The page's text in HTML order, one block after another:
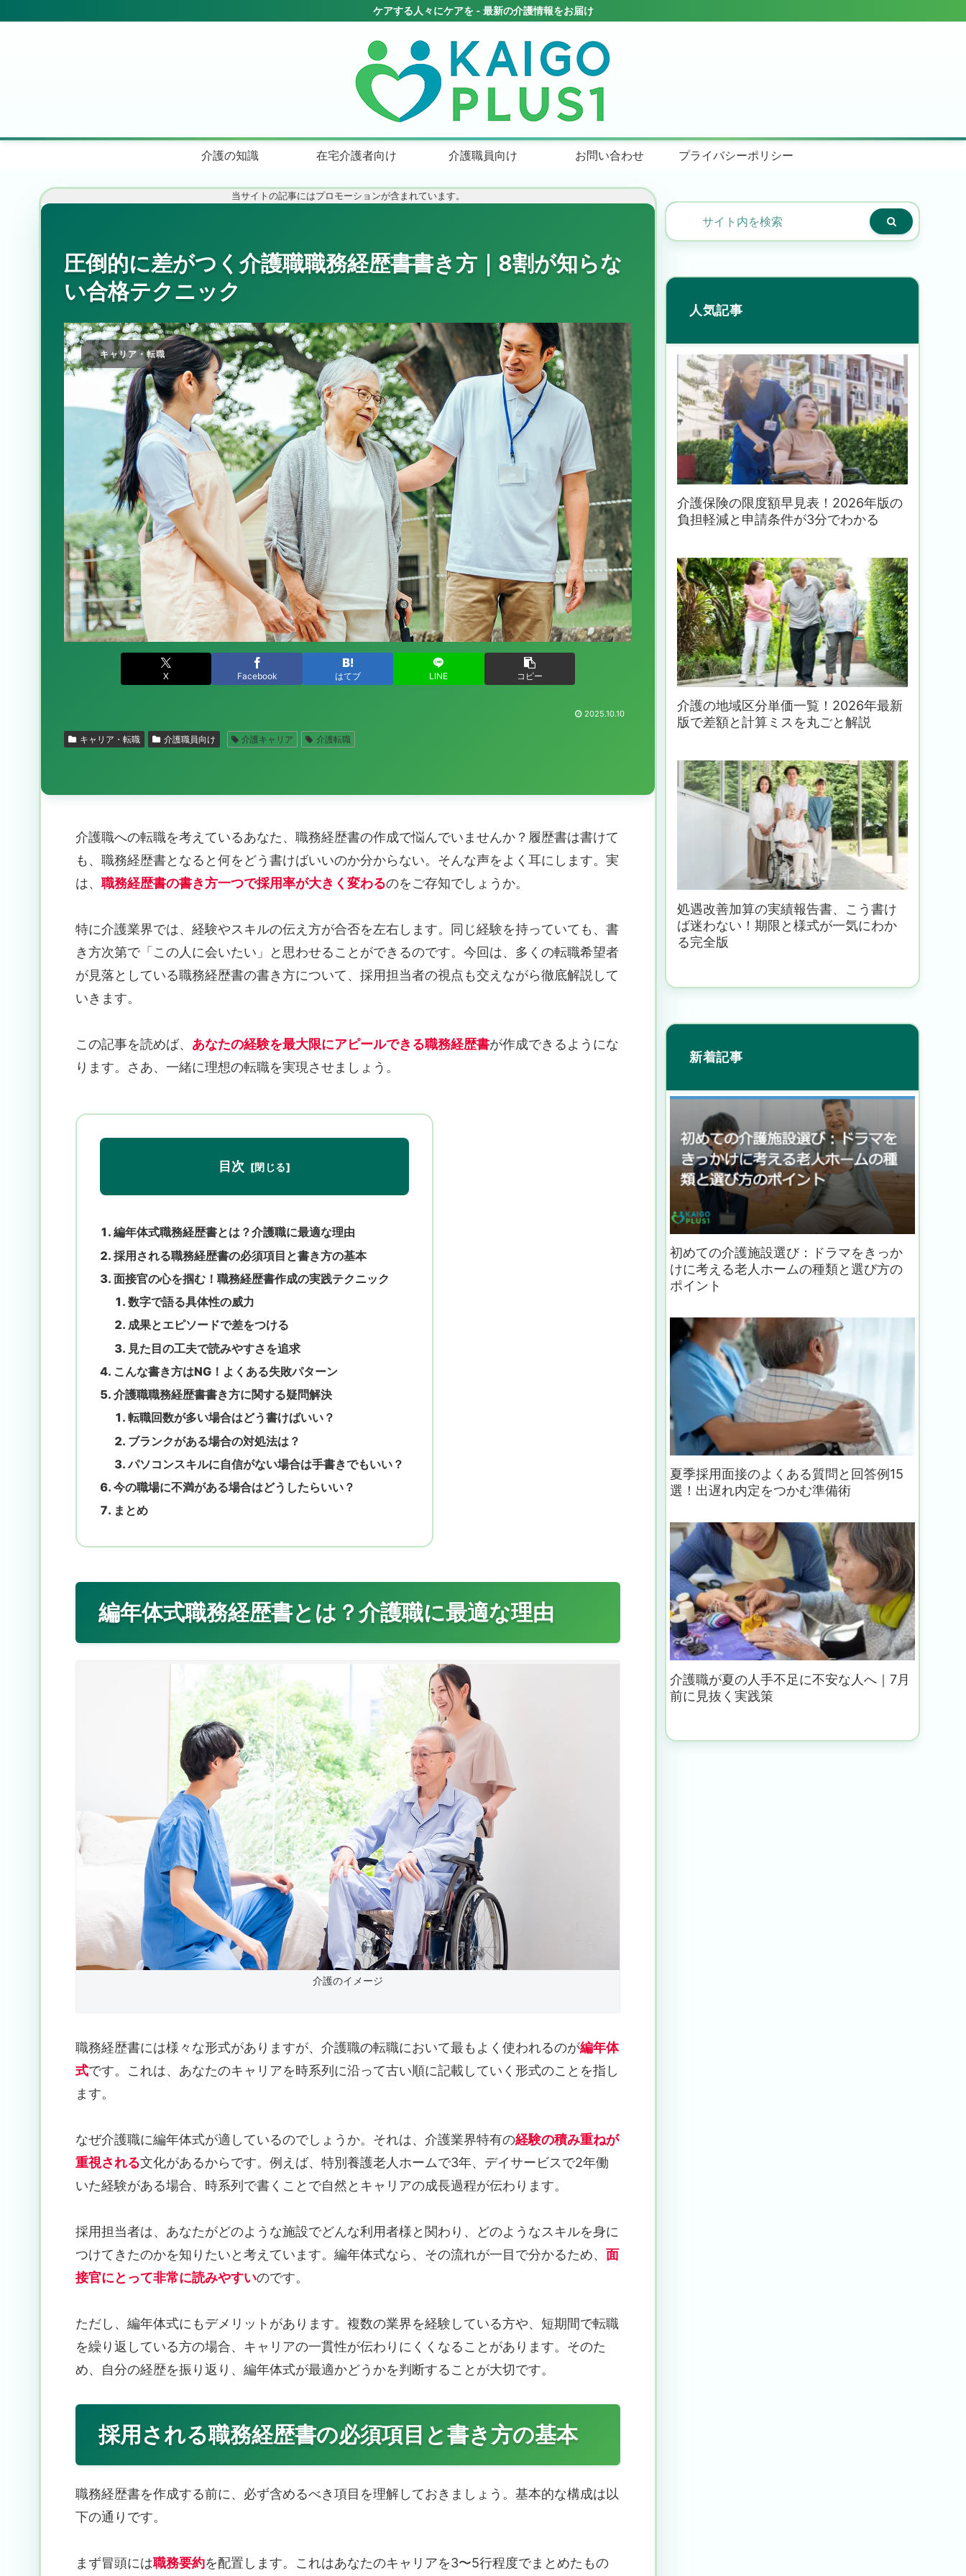
介護の知識 在宅介護者向け 介護職員向け お問い合わせ プライバシーポリシー
当サイトの記事にはプロモーションが含まれています。
圧倒的に差がつく介護職職務経歴書書き方｜8割が知らな
い合格テクニック
キャリア・転職
X Facebook はてブ LINE コピー
2025.10.10
キャリア・転職 介護職員向け 介護キャリア 介護転職
介護職への転職を考えているあなた、職務経歴書の作成で悩んでいませんか？履歴書は書けて
も、職務経歴書となると何をどう書けばいいのか分からない。そんな声をよく耳にします。実
は、 職務経歴書の書き方一つで採用率が大きく変わるのをご存知でしょうか。
特に介護業界では、経験やスキルの伝え方が合否を左右します。同じ経験を持っていても、書
き方次第で「この人に会いたい」と思わせることができるのです。今回は、多くの転職希望者
が見落としている職務経歴書の書き方について、採用担当者の視点も交えながら徹底解説して
いきます。
この記事を読めば、 あなたの経験を最大限にアピールできる職務経歴書が作成できるようにな
ります。さあ、一緒に理想の転職を実現させましょう。
目次
編年体式職務経歴書とは？介護職に最適な理由
採用される職務経歴書の必須項目と書き方の基本
面接官の心を掴む！職務経歴書作成の実践テクニック
数字で語る具体性の威力
成果とエピソードで差をつける
見た目の工夫で読みやすさを追求
こんな書き方はNG！よくある失敗パターン
介護職職務経歴書書き方に関する疑問解決
転職回数が多い場合はどう書けばいい？
ブランクがある場合の対処法は？
パソコンスキルに自信がない場合は手書きでもいい？
今の職場に不満がある場合はどうしたらいい？
まとめ
編年体式職務経歴書とは？介護職に最適な理由
介護のイメージ
職務経歴書には様々な形式がありますが、介護職の転職において最もよく使われるのが編年体
式です。これは、あなたのキャリアを時系列に沿って古い順に記載していく形式のことを指し
ます。
なぜ介護職に編年体式が適しているのでしょうか。それは、介護業界特有の経験の積み重ねが
重視される文化があるからです。例えば、特別養護老人ホームで3年、デイサービスで2年働
いた経験がある場合、時系列で書くことで自然とキャリアの成長過程が伝わります。
採用担当者は、あなたがどのような施設でどんな利用者様と関わり、どのようなスキルを身に
つけてきたのかを知りたいと考えています。編年体式なら、その流れが一目で分かるため、 面
接官にとって非常に読みやすいのです。
ただし、編年体式にもデメリットがあります。複数の業界を経験している方や、短期間で転職
を繰り返している方の場合、キャリアの一貫性が伝わりにくくなることがあります。そのた
め、自分の経歴を振り返り、編年体式が最適かどうかを判断することが大切です。
採用される職務経歴書の必須項目と書き方の基本
職務経歴書を作成する前に、必ず含めるべき項目を理解しておきましょう。基本的な構成は以
下の通りです。
まず冒頭には職務要約を配置します。これはあなたのキャリアを3〜5行程度でまとめたもの
人気記事
介護保険の限度額早見表！2026年版の
負担軽減と申請条件が3分でわかる
介護の地域区分単価一覧！2026年最新
版で差額と計算ミスを丸ごと解説
処遇改善加算の実績報告書、こう書け
ば迷わない！期限と様式が一気にわか
る完全版
新着記事
初めての介護施設選び：ドラマをきっか
けに考える老人ホームの種類と選び方の
ポイント
夏季採用面接のよくある質問と回答例15
選！出遅れ内定をつかむ準備術
介護職が夏の人手不足に不安な人へ｜7月
前に見抜く実践策